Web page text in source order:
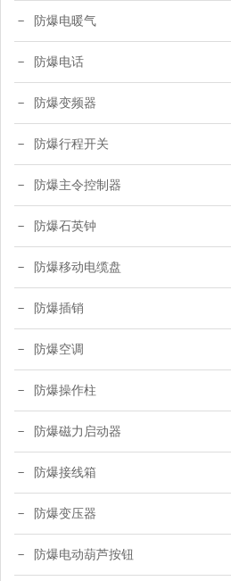
防爆电暖气
防爆电话
防爆变频器
防爆行程开关
防爆主令控制器
防爆石英钟
防爆移动电缆盘
防爆插销
防爆空调
防爆操作柱
防爆磁力启动器
防爆接线箱
防爆变压器
防爆电动葫芦按钮